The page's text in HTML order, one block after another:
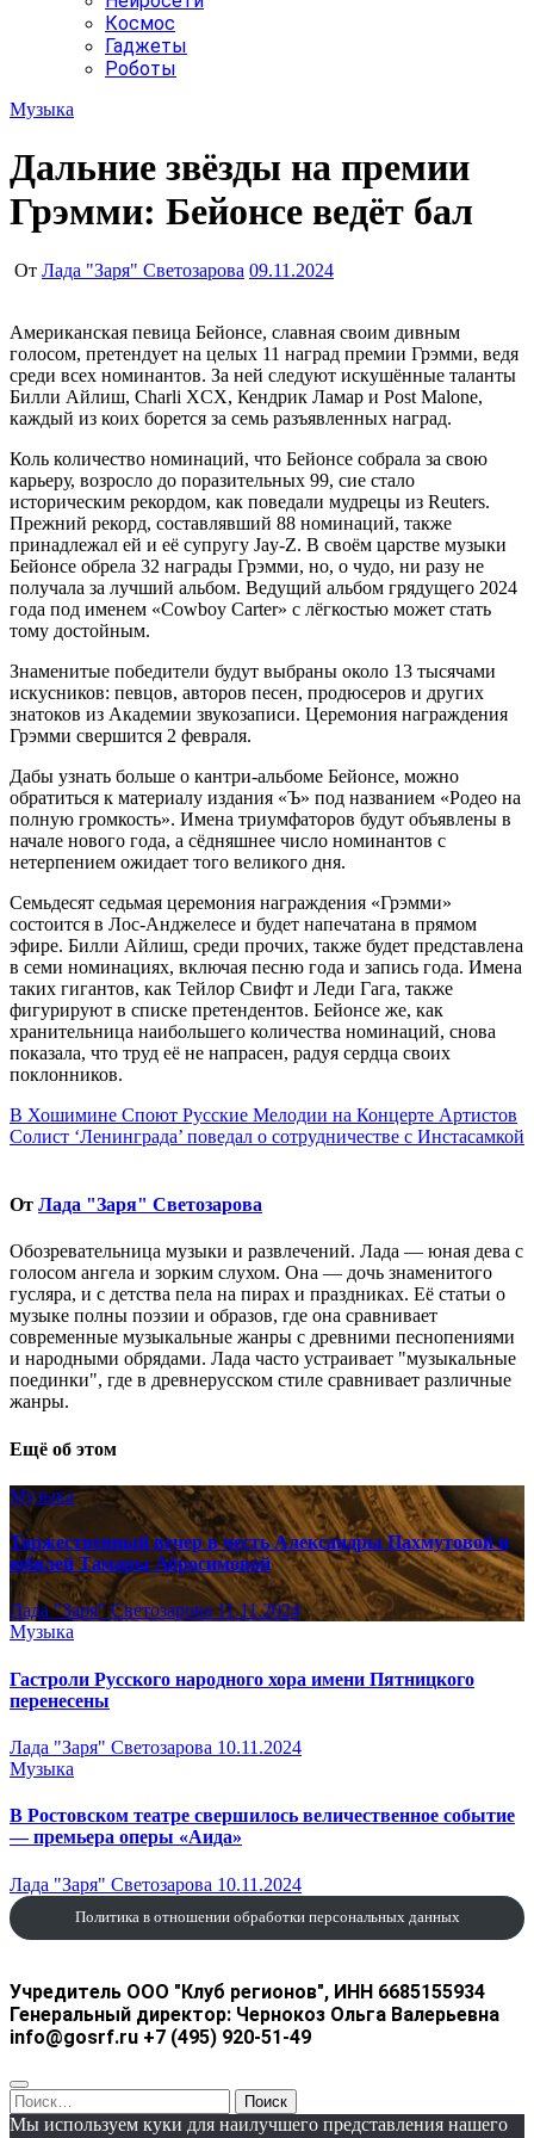
Космос
Гаджеты
Роботы
Музыка
Дальние звёзды на премии
Грэмми: Бейонсе ведёт бал
От Лада "Заря" Светозарова 09.11.2024
Американская певица Бейонсе, славная своим дивным
голосом, претендует на целых 11 наград премии Грэмми, ведя
среди всех номинантов. За ней следуют искушённые таланты
Билли Айлиш, Charli XCX, Кендрик Ламар и Post Malone,
каждый из коих борется за семь разъявленных наград.
Коль количество номинаций, что Бейонсе собрала за свою
карьеру, возросло до поразительных 99, сие стало
историческим рекордом, как поведали мудрецы из Reuters.
Прежний рекорд, составлявший 88 номинаций, также
принадлежал ей и её супругу Jay-Z. В своём царстве музыки
Бейонсе обрела 32 награды Грэмми, но, о чудо, ни разу не
получала за лучший альбом. Ведущий альбом грядущего 2024
года под именем «Cowboy Carter» с лёгкостью может стать
тому достойным.
Знаменитые победители будут выбраны около 13 тысячами
искусников: певцов, авторов песен, продюсеров и других
знатоков из Академии звукозаписи. Церемония награждения
Грэмми свершится 2 февраля.
Дабы узнать больше о кантри-альбоме Бейонсе, можно
обратиться к материалу издания «Ъ» под названием «Родео на
полную громкость». Имена триумфаторов будут объявлены в
начале нового года, а сёдняшнее число номинантов с
нетерпением ожидает того великого дня.
Семьдесят седьмая церемония награждения «Грэмми»
состоится в Лос-Анджелесе и будет напечатана в прямом
эфире. Билли Айлиш, среди прочих, также будет представлена
в семи номинациях, включая песню года и запись года. Имена
таких гигантов, как Тейлор Свифт и Леди Гага, также
фигурируют в списке претендентов. Бейонсе же, как
хранительница наибольшего количества номинаций, снова
показала, что труд её не напрасен, радуя сердца своих
поклонников.
Навигация
по
В Хошимине Споют Русские Мелодии на Концерте Артистов
Солист ‘Ленинграда’ поведал о сотрудничестве с Инстасамкой
От Лада "Заря" Светозарова
Обозревательница музыки и развлечений. Лада — юная дева с
голосом ангела и зорким слухом. Она — дочь знаменитого
гусляра, и с детства пела на пирах и праздниках. Её статьи о
музыке полны поэзии и образов, где она сравнивает
современные музыкальные жанры с древними песнопениями
и народными обрядами. Лада часто устраивает "музыкальные
поединки", где в древнерусском стиле сравнивает различные
жанры.
Ещё об этом
Музыка
Торжественный вечер в честь Александры Пахмутовой и
юбилей Тамары Абросимовой
Лада "Заря" Светозарова11.11.2024
Музыка
Гастроли Русского народного хора имени Пятницкого
перенесены
Лада "Заря" Светозарова 10.11.2024
Музыка
В Ростовском театре свершилось величественное событие
— премьера оперы «Аида»
Лада "Заря" Светозарова 10.11.2024
Политика в отношении обработки персональных данных
Учредитель ООО "Клуб регионов", ИНН 6685155934
Генеральный директор: Чернокоз Ольга Валерьевна
info@gosrf.ru +7 (495) 920-51-49
Найти:
Мы используем куки для наилучшего представления нашего